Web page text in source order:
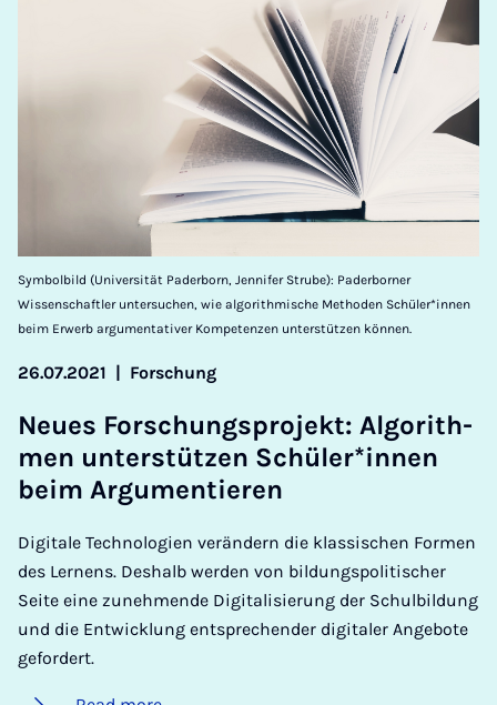
Symbolbild (Universität Paderborn, Jennifer Strube): Paderborner
Wissenschaftler untersuchen, wie algorithmische Methoden Schüler*innen
beim Erwerb argumentativer Kompetenzen unterstützen können.
26.07.2021 | Forschung
Neues Forschung­s­pro­jekt: Al­gorith­
men un­ter­stützen Schüler­*innen
beim Ar­gu­mentier­en
Digitale Technologien verändern die klassischen Formen
des Lernens. Deshalb werden von bildungspolitischer
Seite eine zunehmende Digitalisierung der Schulbildung
und die Entwicklung entsprechender digitaler Angebote
gefordert.